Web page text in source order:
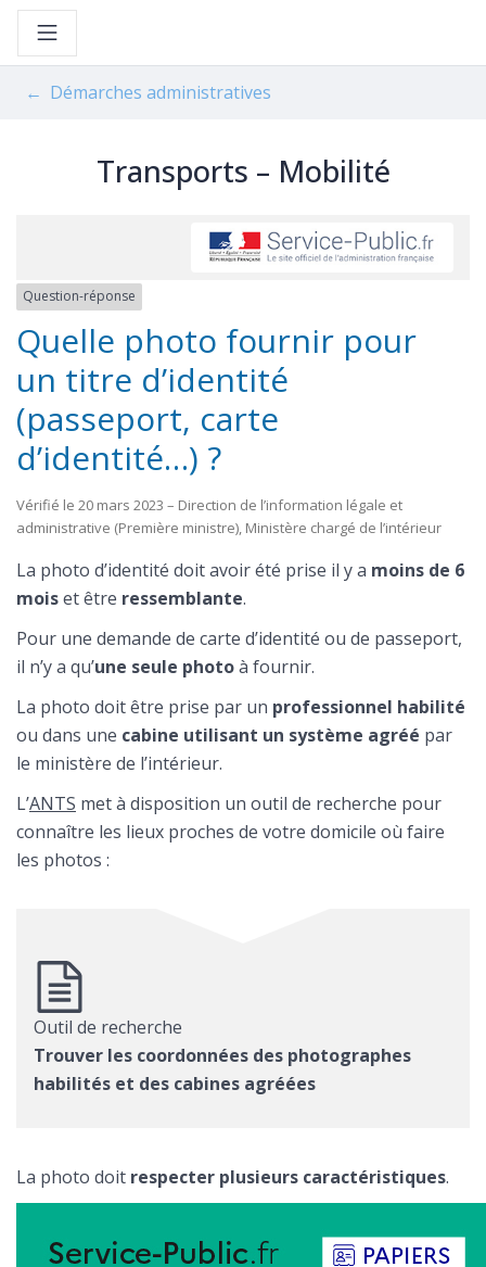
Gestion des traceurs
Aller
contenu
Démarches administratives
Transports – Mobilité
Question-réponse
Quelle photo fournir pour
un titre d’identité
(passeport, carte
d’identité…) ?
Vérifié le 20 mars 2023 – Direction de l’information légale et
administrative (Première ministre), Ministère chargé de l’intérieur
La photo d’identité doit avoir été prise il y a moins de 6
moiset être ressemblante.
Pour une demande de carte d’identité ou de passeport,
il n’y a qu’une seule photoà fournir.
La photo doit être prise par un professionnel habilité
ou dans une cabine utilisant un système agréé par
le ministère de l’intérieur.
L’ANTS met à disposition un outil de recherche pour
connaître les lieux proches de votre domicile où faire
les photos :
Outil de recherche
Trouver les coordonnées des photographes
habilités et des cabines agréées
La photo doit respecter plusieurs caractéristiques.